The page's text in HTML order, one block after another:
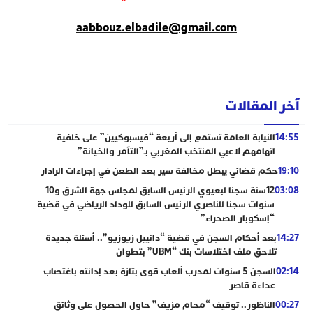
aabbouz.elbadile@gmail.com
آخر المقالات
14:55النيابة العامة تستمع إلى أربعة “فيسبوكيين” على خلفية
اتهامهم لاعبي المنتخب المغربي بـ”التآمر والخيانة”
19:10حكم قضائي يبطل مخالفة سير بعد الطعن في إجراءات الرادار
03:08
12سنة سجنا لبعيوي الرئيس السابق لمجلس جهة الشرق و10
سنوات سجنا للناصري الرئيس السابق للوداد الرياضي في قضية
“إسكوبار الصحراء”
14:27بعد أحكام السجن في قضية “دانييل زيوزيو”.. أسئلة جديدة
تلاحق ملف اختلاسات بنك “UBM” بتطوان
02:14
السجن 5 سنوات لمدرب ألعاب قوى بتازة بعد إدانته باغتصاب
عداءة قاصر
00:27الناظور.. توقيف “محام مزيف” حاول الحصول على وثائق